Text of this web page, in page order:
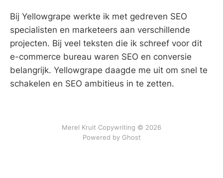
Bij Yellowgrape werkte ik met gedreven SEO
specialisten en marketeers aan verschillende
projecten. Bij veel teksten die ik schreef voor dit
e-commerce bureau waren SEO en conversie
belangrijk. Yellowgrape daagde me uit om snel te
schakelen en SEO ambitieus in te zetten.
Merel Kruit Copywriting © 2026
Powered by Ghost